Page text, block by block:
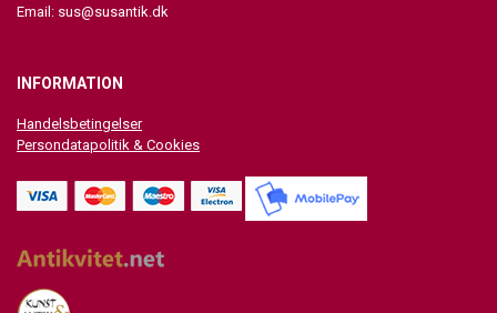
Email: sus@susantik.dk
INFORMATION
Handelsbetingelser
Persondatapolitik & Cookies